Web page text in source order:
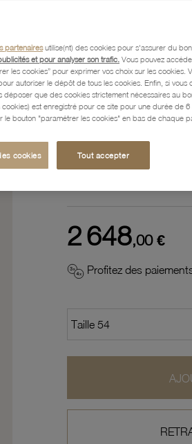
Description
Caractéristiques
2 648,00 €
Profitez des
partenairesutilise(nt) des cookies pour s'assurer du bon
et pour analyser son trafic. Vous pouvez
les cookies” pour exprimer vos choix sur les cookies.
autoriser le dépôt de tous les cookies. Enfin, si vous
que des cookies strictement nécessaires au
est enregistré pour ce site pour une durée de 6
le bouton "paramétrer les cookies" en bas de chaque
cookies Tout accepter